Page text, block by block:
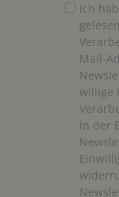
Ich
Mail-
willige
in der